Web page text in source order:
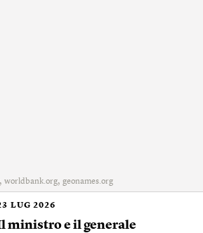
, worldbank.org, geonames.org
LUG 2026
ministro e il generale